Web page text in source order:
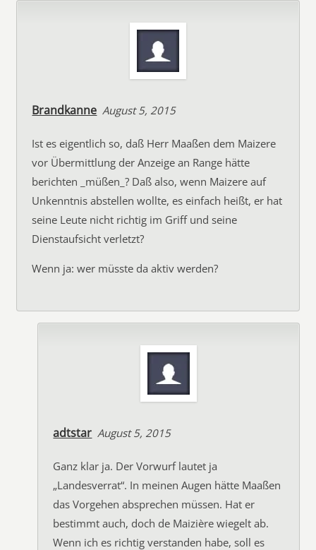
Brandkanne August 5, 2015
Ist es eigentlich so, daß Herr Maaßen dem Maizere
vor Übermittlung der Anzeige an Range hätte
berichten _müßen_? Daß also, wenn Maizere auf
Unkenntnis abstellen wollte, es einfach heißt, er hat
seine Leute nicht richtig im Griff und seine
Dienstaufsicht verletzt?
Wenn ja: wer müsste da aktiv werden?
adtstar August 5, 2015
Ganz klar ja. Der Vorwurf lautet ja
„Landesverrat“. In meinen Augen hätte Maaßen
das Vorgehen absprechen müssen. Hat er
bestimmt auch, doch de Maizière wiegelt ab.
Wenn ich es richtig verstanden habe, soll es